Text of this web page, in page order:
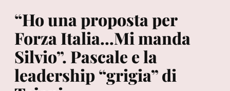
“Ho una proposta per
Forza Italia…Mi manda
Silvio”. Pascale e la
leadership “grigia” di